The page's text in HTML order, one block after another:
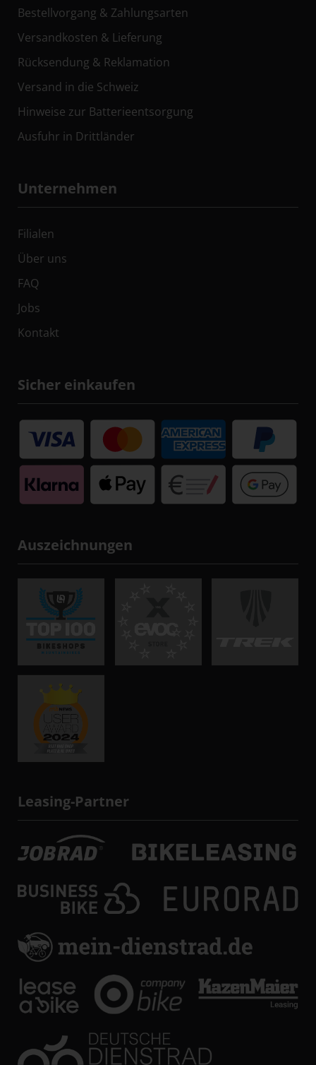
Bestellvorgang & Zahlungsarten
Versandkosten & Lieferung
Rücksendung & Reklamation
Versand in die Schweiz
Hinweise zur Batterieentsorgung
Ausfuhr in Drittländer
Unternehmen
Filialen
Über uns
FAQ
Jobs
Kontakt
Sicher einkaufen
Auszeichnungen
Leasing-Partner